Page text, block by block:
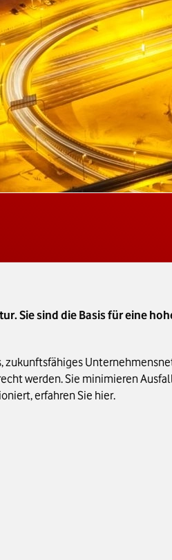
Sie sind die Basis für eine
zukunftsfähiges
werden. Sie minimieren
erfahren Sie hier.